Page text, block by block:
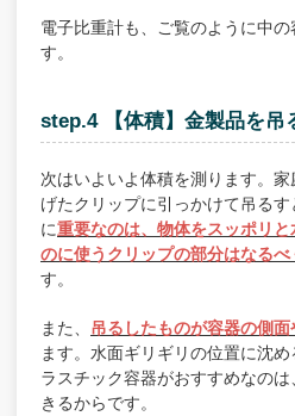
電子比重計も、ご覧のように中
す。
step.4 【体積】金製品を吊
次はいよいよ体積を測ります。
げたクリップに引っかけて吊る
に重要なのは、物体をスッポリ
のに使うクリップの部分はなる
す。
また、 吊るしたものが容器の側
ます。水面ギリギリの位置に沈
ラスチック容器がおすすめなの
きるからです。